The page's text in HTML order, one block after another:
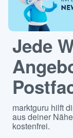
Jede
marktguru hilft
aus deiner
kostenfrei.